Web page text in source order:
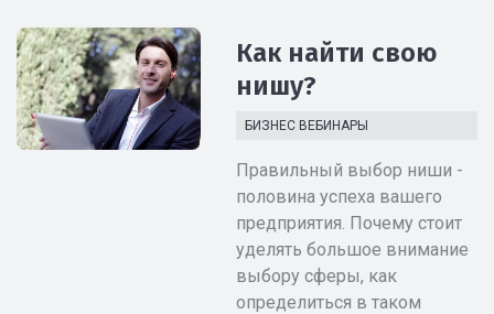
Как найти свою
нишу?
БИЗНЕС ВЕБИНАРЫ
Правильный выбор ниши -
половина успеха вашего
предприятия. Почему стоит
уделять большое внимание
выбору сферы, как
определиться в таком